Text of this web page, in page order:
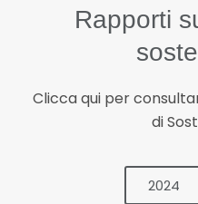
Rapporti
Clicca qui per
di
2024